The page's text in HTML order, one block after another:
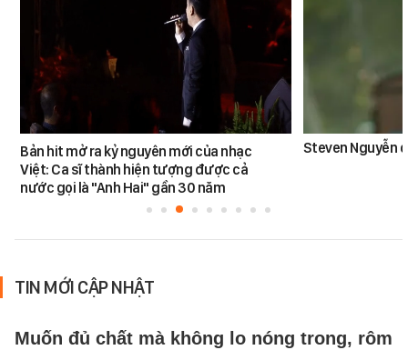
Bản hit mở ra kỷ nguyên mới của nhạc
Việt: Ca sĩ thành hiện tượng được cả
nước gọi là "Anh Hai" gần 30 năm
Steven Nguyễn
TIN MỚI CẬP NHẬT
Muốn đủ chất mà không lo nóng trong, rôm